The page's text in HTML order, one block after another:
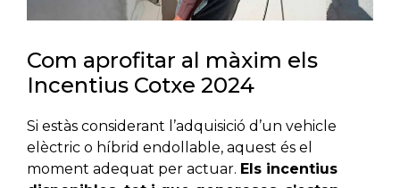
Com aprofitar al màxim els
Incentius Cotxe 2024
Si estàs considerant l’adquisició d’un vehicle
elèctric o híbrid endollable, aquest és el
moment adequat per actuar. Els incentius